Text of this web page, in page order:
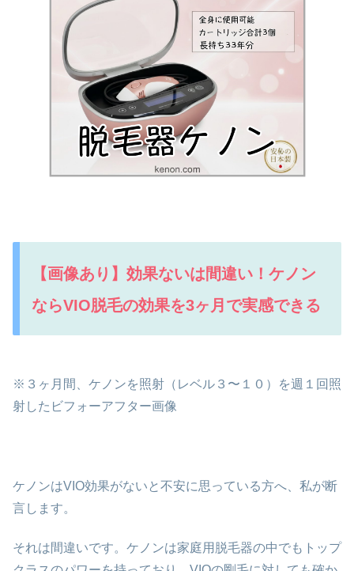
【画像あり】効果ないは間違い！ケノン
ならVIO脱毛の効果を3ヶ月で実感できる
※３ヶ月間、ケノンを照射（レベル３〜１０）を週１回照
射したビフォーアフター画像
ケノンはVIO効果がないと不安に思っている方へ、私が断
言します。
それは間違いです。ケノンは家庭用脱毛器の中でもトップ